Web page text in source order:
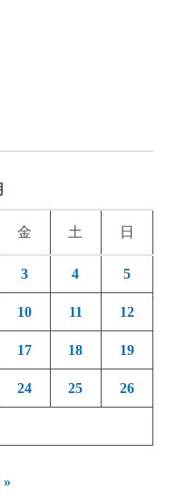
金 土 日
3 4 5
10 11 12
17 18 19
24 25 26
»